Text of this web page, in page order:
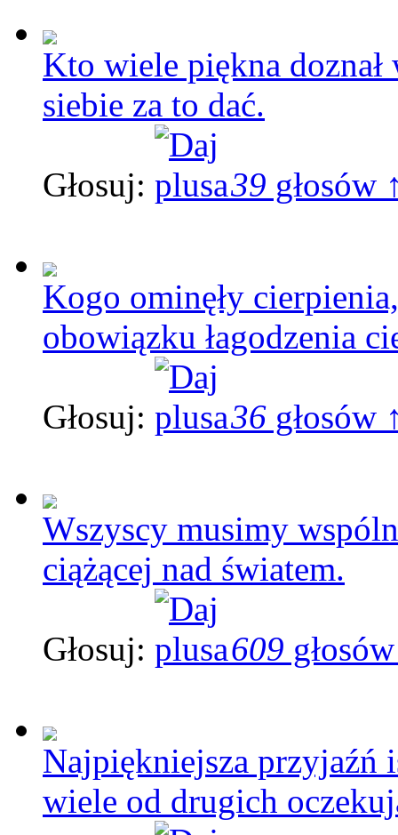
Kto wiele piękna
siebie za to dać.
Głosuj: 39 głosów
Kogo ominęły
obowiązku łagodzenia
Głosuj: 36 głosów
Wszyscy musimy
ciążącej nad światem.
Głosuj: 609
Najpiękniejsza przyjaźń
wiele od drugich